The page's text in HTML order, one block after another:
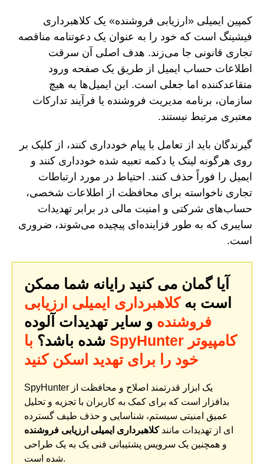
کمپین ایمیلی «ارزیابی فروشنده» یک کلاهبرداری
فیشینگ است که خود را به عنوان یک دعوتنامه مناقصه
تجاری قانونی جا می‌زند. هدف اصلی آن سرقت
اطلاعات حساب ایمیل از طریق یک صفحه ورود
متقاعدکننده اما جعلی است. این ایمیل‌ها به هیچ
سازمان، برنامه مدیریت فروشنده یا فرآیند تدارکات
معتبری مرتبط نیستند.
گیرندگان باید از تعامل با پیام خودداری کنند، از کلیک بر
روی هرگونه لینک یا دکمه تعبیه شده خودداری کنند و
ایمیل را فوراً حذف کنند. احتیاط در مورد ارتباطات
تجاری ناخواسته برای محافظت از اطلاعات شخصی،
حساب‌های شرکتی و امنیت مالی در برابر تهدیدات
سایبری که به طور فزاینده‌ای پیچیده می‌شوند، ضروری
است.
آیا گمان می کنید رایانه شما ممکن
است بهکلاهبرداری ایمیلی ارزیابی
فروشنده و سایر تهدیدات آلوده
شده باشد؟ با SpyHunter کامپیوتر
خود را برای تهدید اسکن کنید
SpyHunter یک ابزار قدرتمند اصلاح و محافظت از
بدافزار است که برای کمک به کاربران با تجزیه و تحلیل
عمیق امنیتی سیستم، شناسایی و حذف طیف گسترده
ای از تهدیدات مانندکلاهبرداری ایمیلی ارزیابی فروشنده
و همچنین یک سرویس پشتیبانی فنی یک به یک طراحی
شده است.